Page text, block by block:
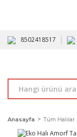
8502418517
Anasayfa Tüm Halılar